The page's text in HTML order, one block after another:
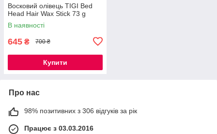
Восковий олівець TIGI Bed
Head Hair Wax Stick 73 g
В наявності
645 ₴ 700 ₴
Купити
Про нас
98% позитивних з 306 відгуків за рік
Працює з 03.03.2016